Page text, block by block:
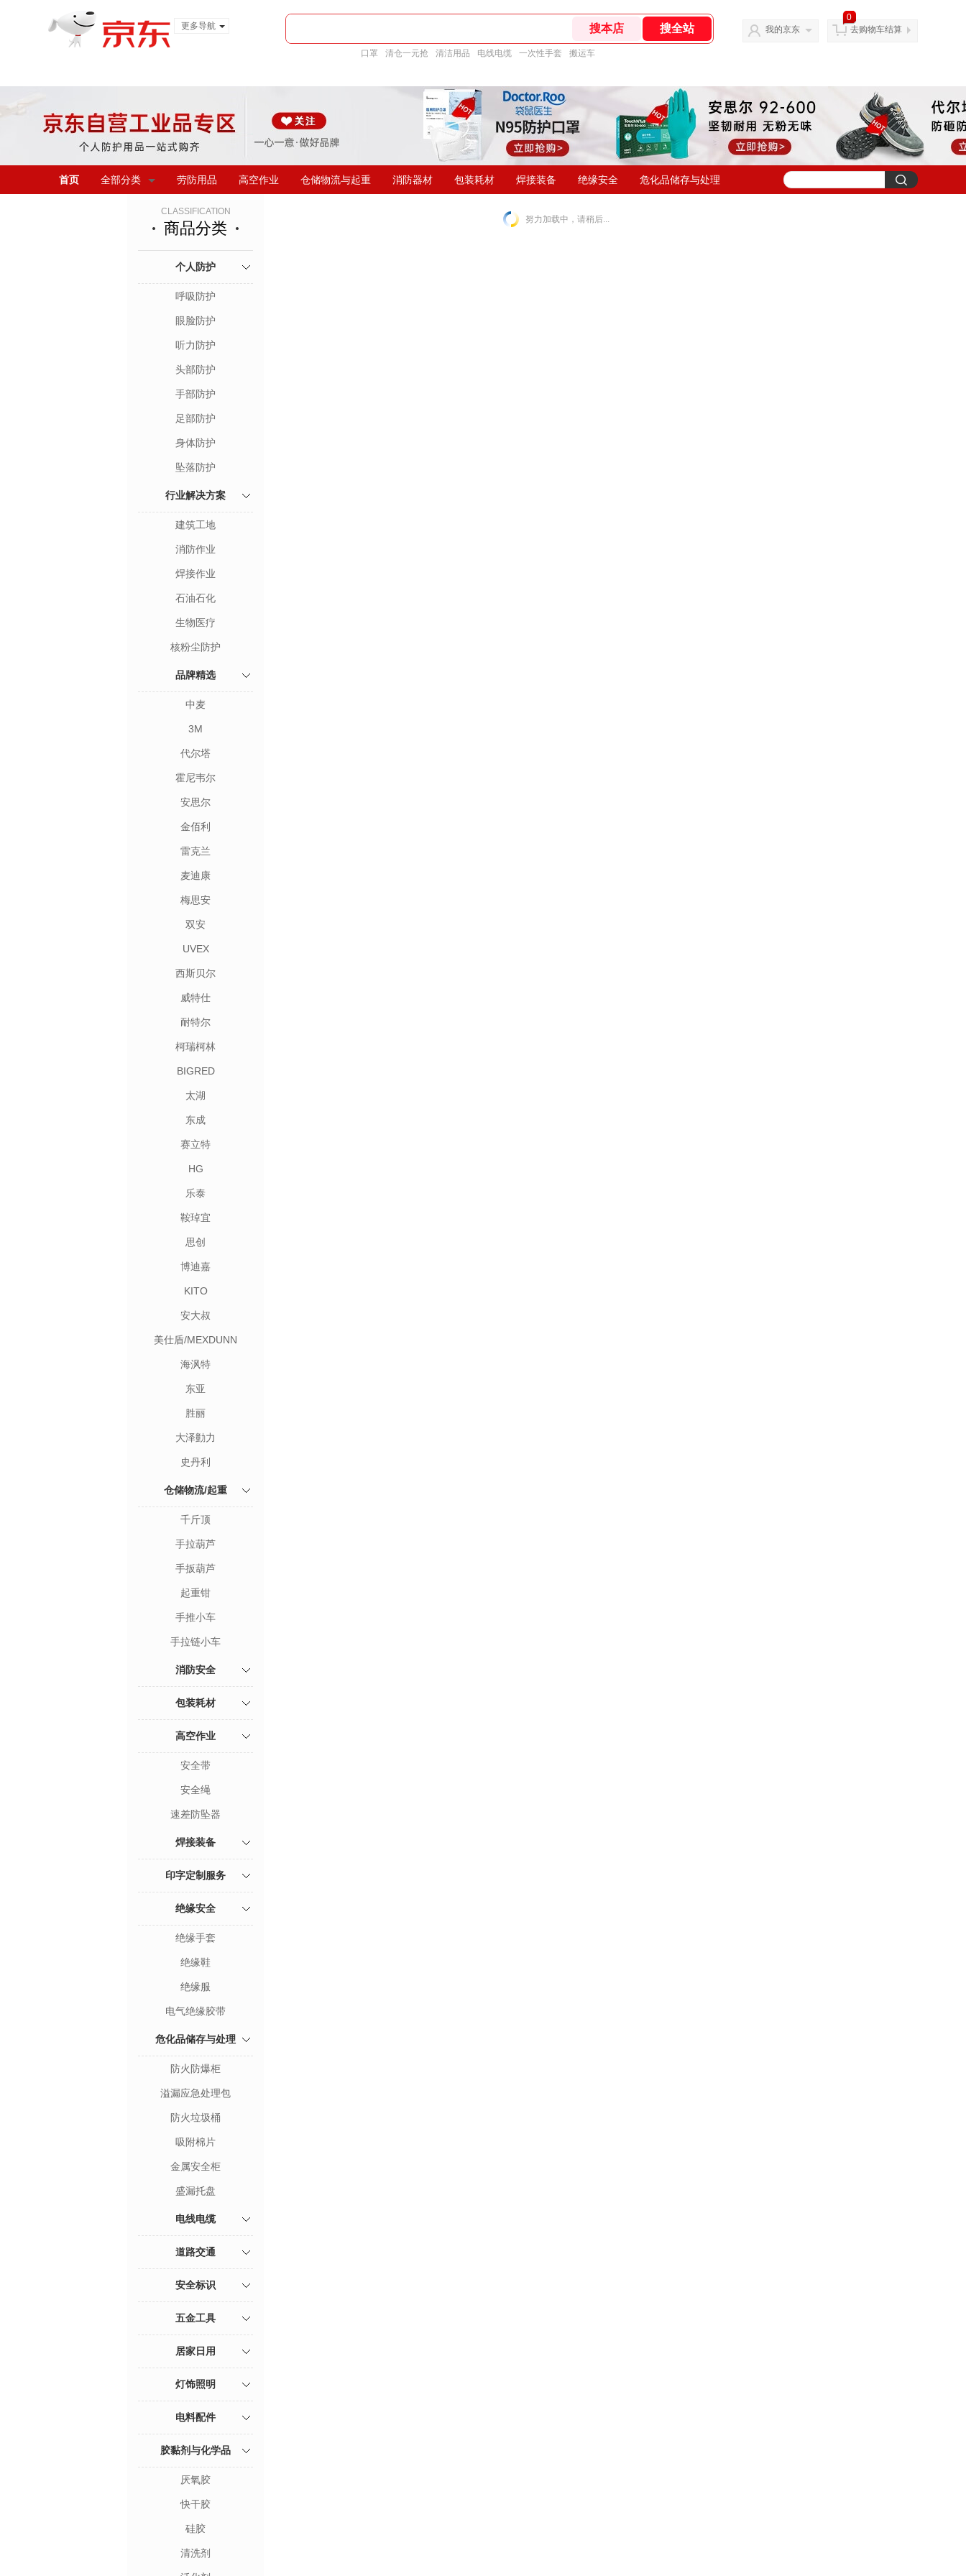
更多导航
口罩 清仓一元抢 清洁用品 电线电缆 一次性手套 搬运车
我的京东
0
去购物车结算
首页 全部分类 劳防用品 高空作业 仓储物流与起重 消防器材 包装耗材 焊接装备 绝缘安全 危化品储存与处理
CLASSIFICATION
商品分类
个人防护
呼吸防护
眼脸防护
听力防护
头部防护
手部防护
足部防护
身体防护
坠落防护
行业解决方案
建筑工地
消防作业
焊接作业
石油石化
生物医疗
核粉尘防护
品牌精选
中麦
3M
代尔塔
霍尼韦尔
安思尔
金佰利
雷克兰
麦迪康
梅思安
双安
UVEX
西斯贝尔
威特仕
耐特尔
柯瑞柯林
BIGRED
太湖
东成
赛立特
HG
乐泰
鞍琸宜
思创
博迪嘉
KITO
安大叔
美仕盾/MEXDUNN
海沨特
东亚
胜丽
大泽勭力
史丹利
仓储物流/起重
千斤顶
手拉葫芦
手扳葫芦
起重钳
手推小车
手拉链小车
消防安全
包装耗材
高空作业
安全带
安全绳
速差防坠器
焊接装备
印字定制服务
绝缘安全
绝缘手套
绝缘鞋
绝缘服
电气绝缘胶带
危化品储存与处理
防火防爆柜
溢漏应急处理包
防火垃圾桶
吸附棉片
金属安全柜
盛漏托盘
电线电缆
道路交通
安全标识
五金工具
居家日用
灯饰照明
电料配件
胶黏剂与化学品
厌氧胶
快干胶
硅胶
清洗剂
努力加载中，请稍后...